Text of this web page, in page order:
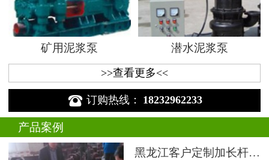
矿用泥浆泵 潜水泥浆泵
>>查看更多<<
 订购热线： 18232962233
产品案例
黑龙江客户定制加长杆液下渣浆泵